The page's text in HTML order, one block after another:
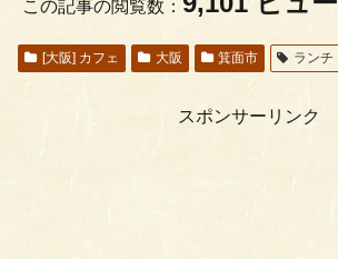
この記事の閲覧数：
[大阪] カフェ 大阪 箕面市 ランチ
スポンサーリンク